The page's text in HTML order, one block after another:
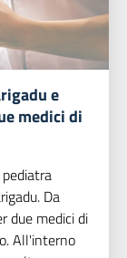
e
medici di
Da
due medici di
All'interno